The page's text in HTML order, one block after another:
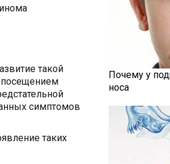
такой
посещением
симптомов
таких
Почему у
носа